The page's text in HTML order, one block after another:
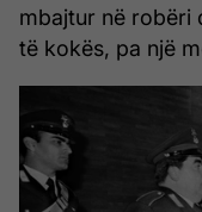
mbajtur në robëri
të kokës, pa një